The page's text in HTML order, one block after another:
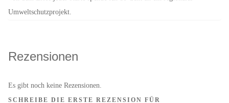
Umweltschutzprojekt.
Rezensionen
Es gibt noch keine Rezensionen.
SCHREIBE DIE ERSTE REZENSION FÜR